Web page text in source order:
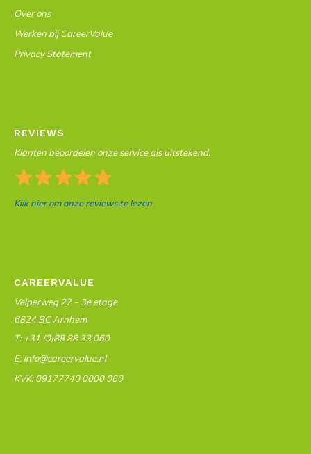
Over ons
Werken bij CareerValue
Privacy Statement
REVIEWS
Klanten beoordelen onze service als uitstekend.
Klik hier om onze reviews te lezen
CAREERVALUE
Velperweg 27 – 3e etage
6824 BC Arnhem
T: +31 (0)88 88 33 060
E: info@careervalue.nl
KVK: 09177740 0000 060